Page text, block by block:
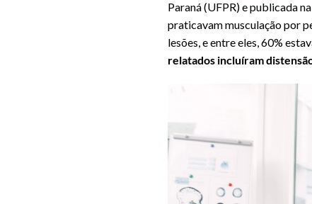
Paraná (UFPR) e publicada
praticavam musculação por
lesões, e entre eles, 60%
relatados incluíram